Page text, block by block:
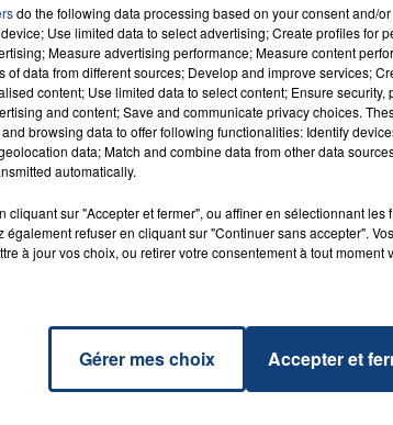
PDG de Système U, en lui disant qu'il était
flagrant entre son discours sur le +petit
négo U-Auchan", écrit-il. "J'avais aussi
d'une organisation... plus
et Système U avaient annoncé une alliance
l'intention de peser ainsi davantage dans la
rapprochement des centrales d'achats Auchan/
indiqué jeudi à l'AFP. Ensemble, Auchan et
ou d'un Leclerc seul, selon KantarWorldPanel.
7h00 - 11h00
La Team de l'été
do the following data processing based on your consent and/
Use limited data to select advertising; Create profiles for
Measure advertising performance; Measure content
of data from different sources; Develop and improve services;
content; Use limited data to select content; Ensure
and content; Save and communicate privacy choices.
browsing data to offer following functionalities: Identify
data; Match and combine data from other data
automatically.
cliquant sur "Accepter et fermer", ou affiner en sélectionnant
également refuser en cliquant sur "Continuer sans accepter".
à jour vos choix, ou retirer votre consentement à tout
Gérer mes choix Accepter et